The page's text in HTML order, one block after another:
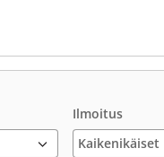
Ilmoitus